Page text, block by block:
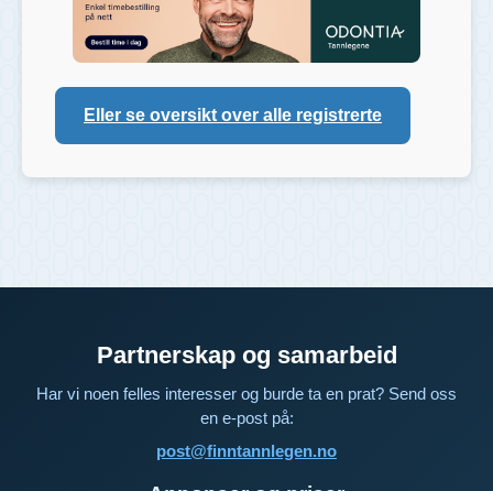
Eller se oversikt over alle registrerte
Partnerskap og samarbeid
Har vi noen felles interesser og burde ta en prat? Send oss
en e-post på:
post@finntannlegen.no